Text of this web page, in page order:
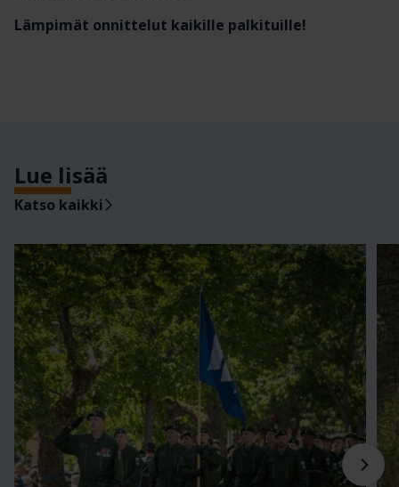
Lämpimät onnittelut kaikille palkituille!
Lue lisää
Katso kaikki